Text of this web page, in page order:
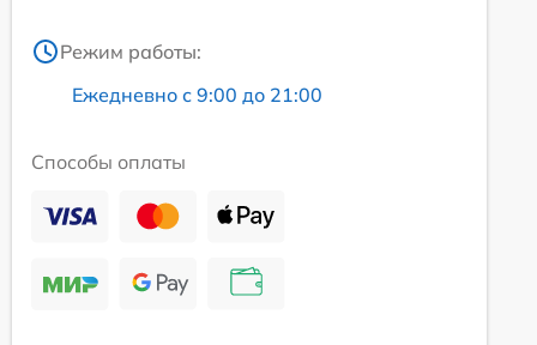
Режим работы:
Ежедневно с 9:00 до 21:00
Способы оплаты